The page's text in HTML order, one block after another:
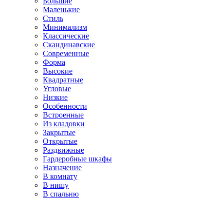
Маленькие
Стиль
Минимализм
Классические
Скандинавские
Современные
Форма
Высокие
Квадратные
Угловые
Низкие
Особенности
Встроенные
Из кладовки
Закрытые
Открытые
Раздвижные
Гардеробные шкафы
Назначение
В комнату
В нишу
В спальню